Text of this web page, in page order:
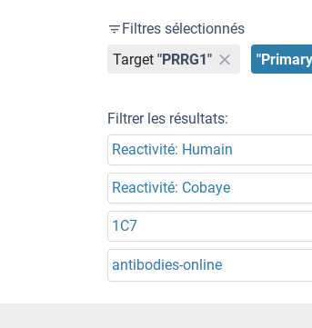
Filtres sélectionnés
Target "PRRG1"
Filtrer les résultats:
Reactivité: Humain
Reactivité: Cobaye
1C7
antibodies-online